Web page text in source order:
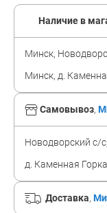
Самовывоз,
Новодворский с/
д. Каменная Горка
Доставка,
Наличие в
Минск,
Минск, д.